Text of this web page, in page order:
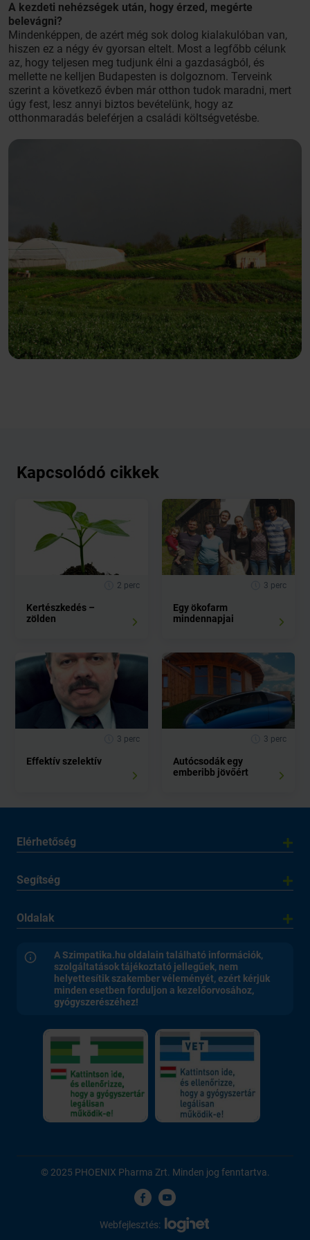
A kezdeti nehézségek után, hogy érzed, megérte
belevágni?
Mindenképpen, de azért még sok dolog kialakulóban van,
hiszen ez a négy év gyorsan eltelt. Most a legfőbb célunk
az, hogy teljesen meg tudjunk élni a gazdaságból, és
mellette ne kelljen Budapesten is dolgoznom. Terveink
szerint a következő évben már otthon tudok maradni, mert
úgy fest, lesz annyi biztos bevételünk, hogy az
otthonmaradás beleférjen a családi költségvetésbe.
Kapcsolódó cikkek
2 perc
Kertészkedés –
zölden
3 perc
Egy ökofarm
mindennapjai
3 perc
Effektív szelektív
3 perc
Autócsodák egy
emberibb jövőért
Elérhetőség
Segítség
Oldalak
A Szimpatika.hu oldalain található információk,
szolgáltatások tájékoztató jellegűek, nem
helyettesítik szakember véleményét, ezért kérjük
minden esetben forduljon a kezelőorvosához,
gyógyszerészéhez!
© 2025 PHOENIX Pharma Zrt. Minden jog fenntartva.
Webfejlesztés: